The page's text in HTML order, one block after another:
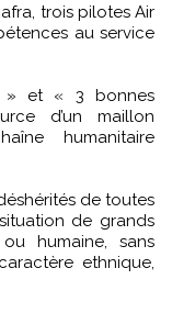
trois pilotes Air
au service
» et « 3 bonnes
d’un maillon
humanitaire
de toutes
de grands
humaine, sans
ethnique,